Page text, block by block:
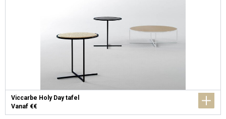
Viccarbe Holy Day tafel
Vanaf €€